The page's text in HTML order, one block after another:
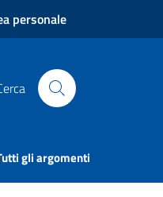
personale
gli argomenti